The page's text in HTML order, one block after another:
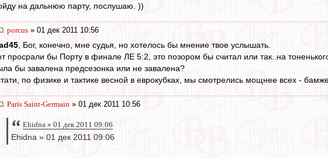
на дальнюю парту, послушаю. ))
porcus » 01 дек 2011 10:56
, Бог, конечно, мне судья, но хотелось бы мнение твое услышать.
просрали бы Порту в финале ЛЕ 5:2, это позором бы считал или так..на
бы завалена предсезонка или не завалена?
по физике и тактике весной в еврокубках, мы смотрелись мощнее всех -
Paris Saint-Germain » 01 дек 2011 10:56
Ehidna » 01 дек 2011 09:06
Ehidna » 01 дек 2011 09:06